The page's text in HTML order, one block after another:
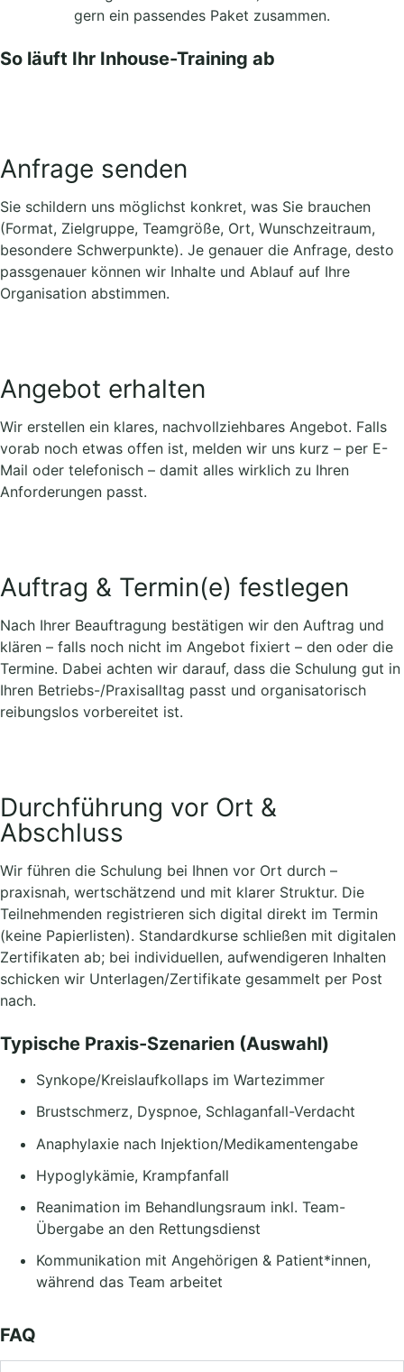
gern ein passendes Paket zusammen.
So läuft Ihr Inhouse-Training ab
Anfrage senden
Sie schildern uns möglichst konkret, was Sie brauchen
(Format, Zielgruppe, Teamgröße, Ort, Wunschzeitraum,
besondere Schwerpunkte). Je genauer die Anfrage, desto
passgenauer können wir Inhalte und Ablauf auf Ihre
Organisation abstimmen.
Angebot erhalten
Wir erstellen ein klares, nachvollziehbares Angebot. Falls
vorab noch etwas offen ist, melden wir uns kurz – per E-
Mail oder telefonisch – damit alles wirklich zu Ihren
Anforderungen passt.
Auftrag & Termin(e) festlegen
Nach Ihrer Beauftragung bestätigen wir den Auftrag und
klären – falls noch nicht im Angebot fixiert – den oder die
Termine. Dabei achten wir darauf, dass die Schulung gut in
Ihren Betriebs-/Praxisalltag passt und organisatorisch
reibungslos vorbereitet ist.
Durchführung vor Ort &
Abschluss
Wir führen die Schulung bei Ihnen vor Ort durch –
praxisnah, wertschätzend und mit klarer Struktur. Die
Teilnehmenden registrieren sich digital direkt im Termin
(keine Papierlisten). Standardkurse schließen mit digitalen
Zertifikaten ab; bei individuellen, aufwendigeren Inhalten
schicken wir Unterlagen/Zertifikate gesammelt per Post
nach.
Typische Praxis-Szenarien (Auswahl)
Synkope/Kreislaufkollaps im Wartezimmer
Brustschmerz, Dyspnoe, Schlaganfall-Verdacht
Anaphylaxie nach Injektion/Medikamentengabe
Hypoglykämie, Krampfanfall
Reanimation im Behandlungsraum inkl. Team-
Übergabe an den Rettungsdienst
Kommunikation mit Angehörigen & Patient*innen,
während das Team arbeitet
FAQ